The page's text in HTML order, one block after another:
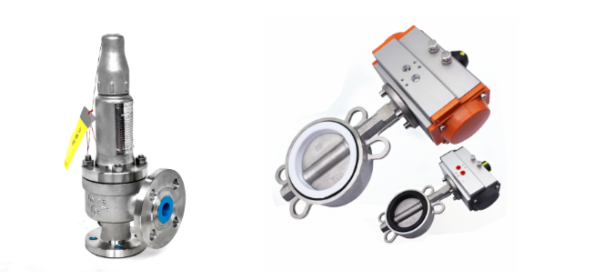
ручных дроссельных
заслонок из
нержавеющей стали с
фтористой футеровкой
ptfe CF8M с турбинным
наконечником
трехходовой резьбой для
системы водяного
отопления